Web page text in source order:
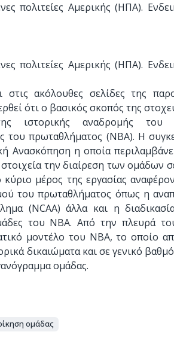
πολιτείες Αμερικής (ΗΠΑ).
πολιτείες Αμερικής (ΗΠΑ).
ακόλουθες σελίδες της
ότι ο βασικός σκοπός της
ιστορικής αναδρομής του
του πρωταθλήματος (NBA). Η
Ανασκόπηση η οποία
την διαίρεση των ομάδων
μέρος της εργασίας
του πρωταθλήματος όπως η
(NCAA) άλλα και η
του NBA. Από την πλευρά
μοντέλο του NBA, το οποίο
δικαιώματα και σε γενικό
ομάδας.
ομάδας